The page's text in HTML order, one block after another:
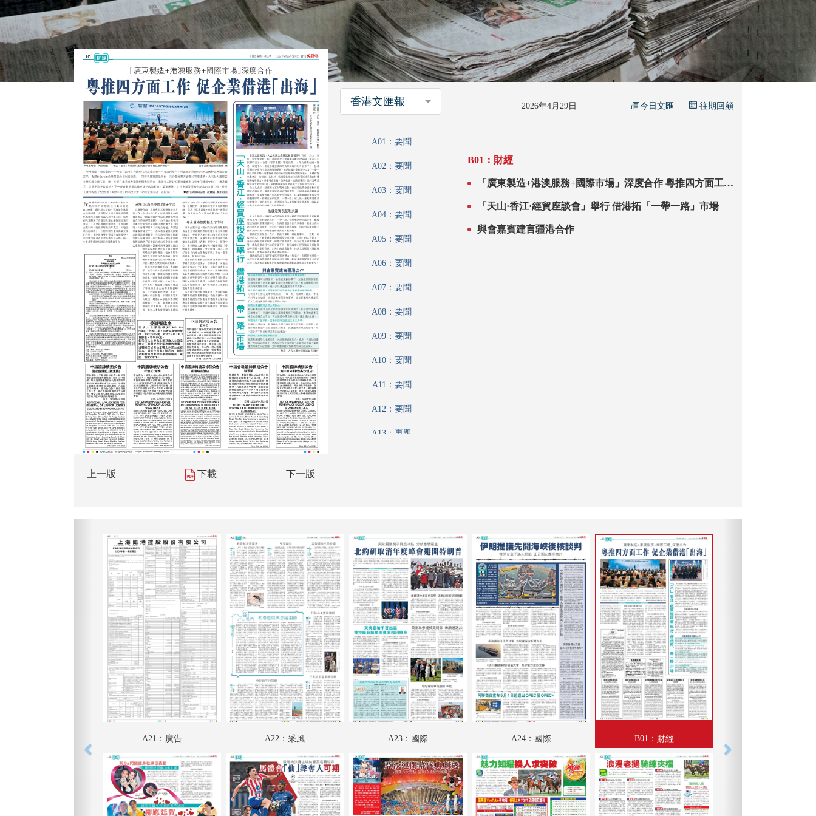
上一版 下載 下一版
香港文匯報 香港文匯報 2026年4月29日 今日文匯 往期回顧
A01：要聞
A02：要聞
A03：要聞
A04：要聞
A05：要聞
A06：要聞
A07：要聞
A08：要聞
A09：要聞
A10：要聞
A11：要聞
A12：要聞
A13：專題
A18：科教啟智
A19：文化視野
A20：廣告
A21：廣告
A22：采風
A23：國際
A24：國際
B01：財經
B03：體育
B04：體育
B01：財經
「廣東製造+港澳服務+國際市場」深度合作 粵推四方面工作
「天山·香江·經貿座談會」舉行 借港拓「一帶一路」市場
與會嘉賓建言疆港合作
A21：廣告 A22：采風 A23：國際 A24：國際 B01：財經